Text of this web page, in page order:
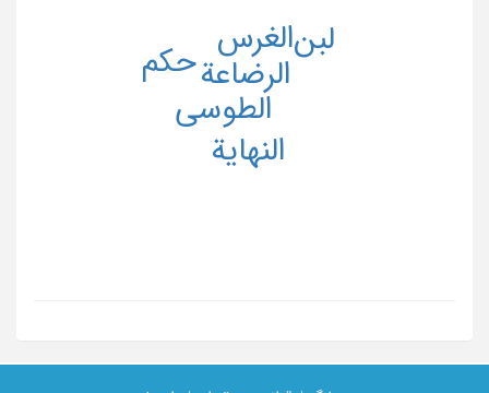
الرضاعة
الطوسی
الغرس
النهایة
حکم
لبن